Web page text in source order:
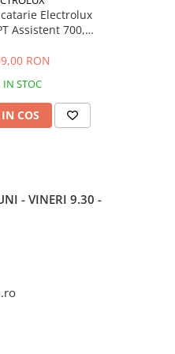
Electrolux
Assistent 700,
miscare
SoftEdgeBeater,
crem
RON
IN STOC
COS
- VINERI 9.30 -